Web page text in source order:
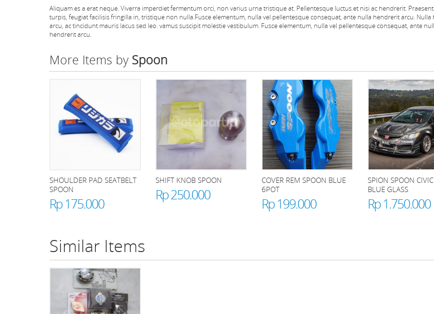
Aliquam es a erat neque. Viverra imperdiet fermentum orci, non varius urna tristique at. Pellentesque luctus et nisi ac hendrerit.
turpis, feugiat facilisis fringilla in, tristique non nulla.Fusce elementum, nulla vel pellentesque consequat, ante nulla hendrerit arcu.
arcu, ac tincidunt mauris lacus sed leo. vamus suscipit molestie vestibulum. Fusce elementum, nulla vel pellentesque consequat, ante
hendrerit arcu.
More Items by Spoon
SHOULDER PAD SEATBELT
SPOON
Rp 175.000
SHIFT KNOB SPOON
Rp 250.000
COVER REM SPOON BLUE
6POT
Rp 199.000
SPION SPOON
BLUE GLASS
Rp 1.750.000
Similar Items